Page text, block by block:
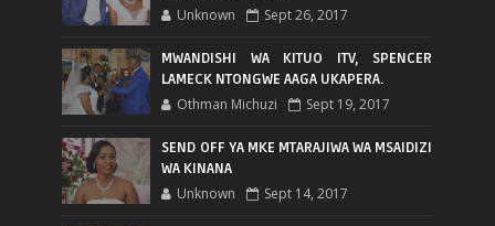
Unknown Sept 26, 2017
MWANDISHI WA KITUO ITV, SPENCER
LAMECK NTONGWE AAGA UKAPERA.
Othman Michuzi Sept 19, 2017
SEND OFF YA MKE MTARAJIWA WA MSAIDIZI
WA KINANA
Unknown Sept 14, 2017